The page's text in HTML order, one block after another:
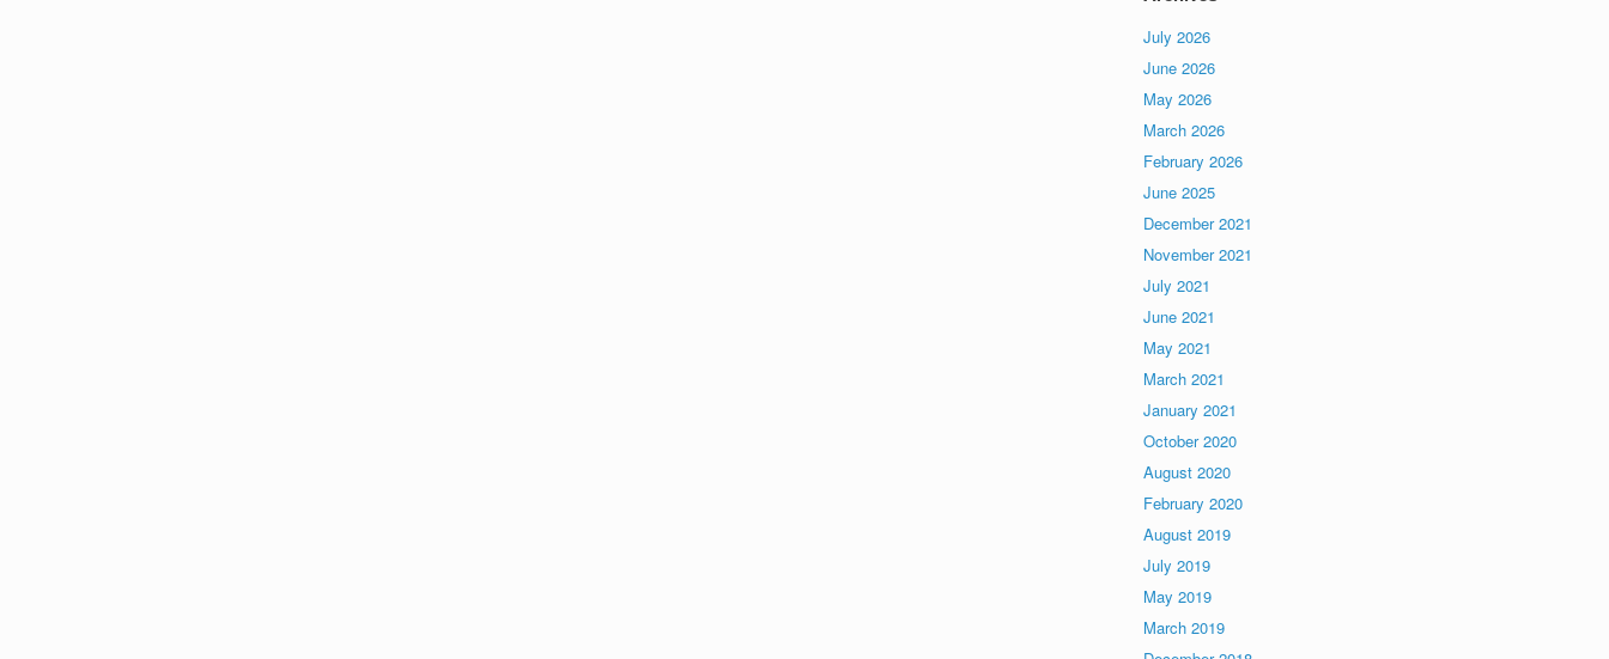
July 2026
June 2026
May 2026
March 2026
February 2026
June 2025
December 2021
November 2021
July 2021
June 2021
May 2021
March 2021
January 2021
October 2020
August 2020
February 2020
August 2019
July 2019
May 2019
March 2019